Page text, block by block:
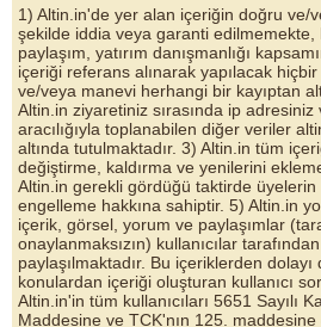
Altın Yorumları
Döviz Kurları
Çeyrek Altın
Bitcoin
Euro/Dolar Parite
Sterlin
Döviz Arşivi
1) Altin.in'de yer alan içeriğin doğru ve/
şekilde iddia veya garanti edilmemekte,
paylaşım, yatırım danışmanlığı
içeriği referans alınarak yapılacak
ve/veya manevi herhangi bir kayıptan
Altin.in ziyaretiniz sırasında ip adresiniz
aracılığıyla toplanabilen diğer veriler
altında tutulmaktadır. 3) Altin.in tüm
değiştirme, kaldırma ve yenilerini
Altin.in gerekli gördüğü taktirde üyelerin
engelleme hakkına sahiptir. 5) Altin.in
içerik, görsel, yorum ve paylaşımlar
onaylanmaksızın) kullanıcılar
paylaşılmaktadır. Bu içeriklerden
konulardan içeriği oluşturan kullanıcı
Altin.in'in tüm kullanıcıları 5651 Sayılı
Maddesine ve TCK'nın 125. maddesine